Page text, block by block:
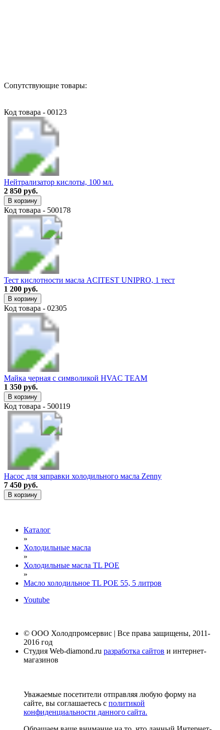
Сопутствующие товары:
Код товара - 00123
Нейтрализатор кислоты, 100 мл.
2 850 руб.
В корзину
Код товара - 500178
Тест кислотности масла ACITEST UNIPRO, 1 тест
1 200 руб.
В корзину
Код товара - 02305
Майка черная с символикой HVAC TEAM
1 350 руб.
В корзину
Код товара - 500119
Насос для заправки холодильного масла Zenny
7 450 руб.
В корзину
Каталог
»
Холодильные масла
»
Холодильные масла TL POE
»
Масло холодильное TL POE 55, 5 литров
Youtube
© ООО Холодпромсервис | Все права защищены, 2011-
2016 год
Студия Web-diamond.ru разработка сайтов и интернет-
магазинов
Уважаемые посетители отправляя любую форму на
сайте, вы соглашаетесь с политикой
конфиденциальности данного сайта.